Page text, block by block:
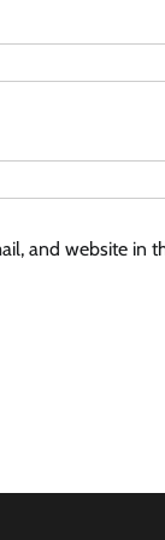
and website in